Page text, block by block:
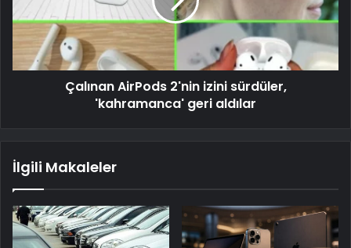
Çalınan AirPods 2'nin izini sürdüler,
'kahramanca' geri aldılar
İlgili Makaleler